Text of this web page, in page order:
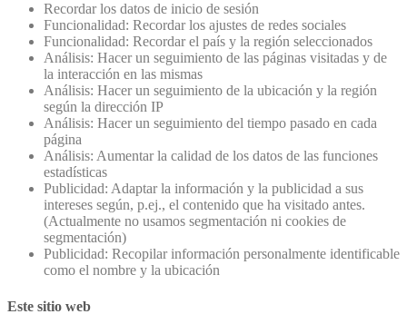
Recordar los datos de inicio de sesión
Funcionalidad: Recordar los ajustes de redes sociales
Funcionalidad: Recordar el país y la región seleccionados
Análisis: Hacer un seguimiento de las páginas visitadas y de
la interacción en las mismas
Análisis: Hacer un seguimiento de la ubicación y la región
según la dirección IP
Análisis: Hacer un seguimiento del tiempo pasado en cada
página
Análisis: Aumentar la calidad de los datos de las funciones
estadísticas
Publicidad: Adaptar la información y la publicidad a sus
intereses según, p.ej., el contenido que ha visitado antes.
(Actualmente no usamos segmentación ni cookies de
segmentación)
Publicidad: Recopilar información personalmente identificable
como el nombre y la ubicación
Este sitio web